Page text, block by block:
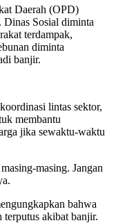
Daerah (OPD)
Dinas Sosial diminta
terdampak,
diminta
banjir.
lintas sektor,
membantu
jika sewaktu-waktu
masing. Jangan
bahwa
terputus akibat banjir.